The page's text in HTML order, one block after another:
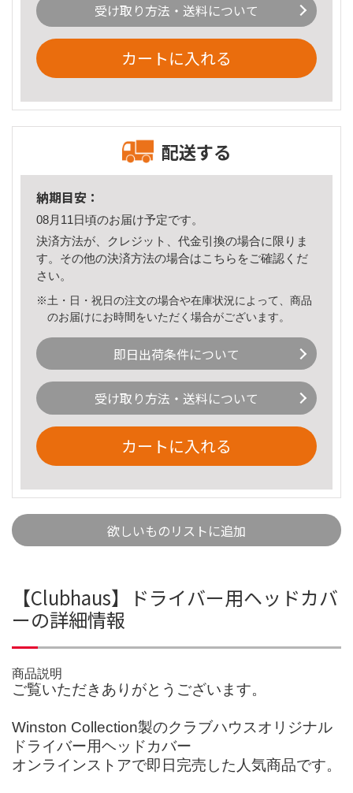
受け取り方法・送料について
カートに入れる
配送する
納期目安：
08月11日頃のお届け予定です。
決済方法が、クレジット、代金引換の場合に限りま
す。その他の決済方法の場合はこちら をご確認くだ
さい。
※土・日・祝日の注文の場合や在庫状況によって、商品
のお届けにお時間をいただく場合がございます。
即日出荷条件について
受け取り方法・送料について
カートに入れる
欲しいものリストに追加
【Clubhaus】ドライバー用ヘッドカバ
ーの詳細情報
商品説明
ご覧いただきありがとうございます。
Winston Collection製のクラブハウスオリジナル
ドライバー用ヘッドカバー
オンラインストアで即日完売した人気商品です。